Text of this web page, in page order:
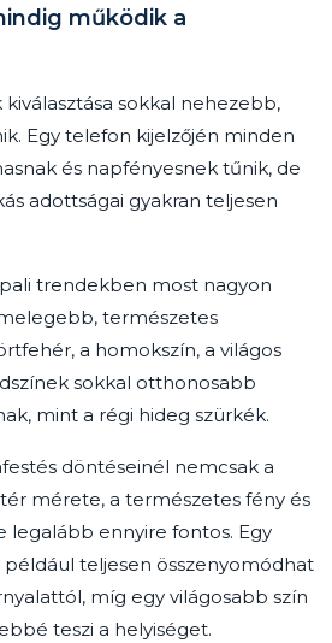
működik a
kiválasztása sokkal nehezebb,
Egy telefon kijelzőjén minden
és napfényesnek tűnik, de
adottságai gyakran teljesen
trendekben most nagyon
természetes
a homokszín, a világos
sokkal otthonosabb
mint a régi hideg szürkék.
döntéseinél nemcsak a
mérete, a természetes fény és
legalább ennyire fontos. Egy
teljesen összenyomódhat
míg egy világosabb szín
teszi a helyiséget.